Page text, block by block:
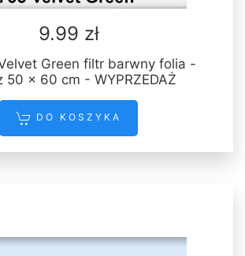
9.99 zł
Green filtr barwny folia -
50 x 60 cm - WYPRZEDAŻ
DO KOSZYKA